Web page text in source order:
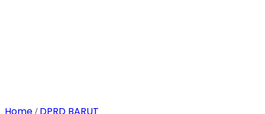
Home / DPRD BARUT